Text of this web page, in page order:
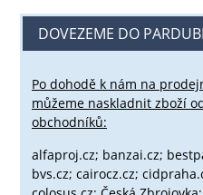
DOVEZEME DO
Po dohodě k nám na
můžeme naskladnit zboží
obchodníků:
alfaproj.cz; banzai.cz;
bvs.cz; cairocz.cz;